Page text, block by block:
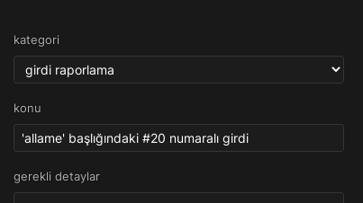
kategori
konu
gerekli detaylar